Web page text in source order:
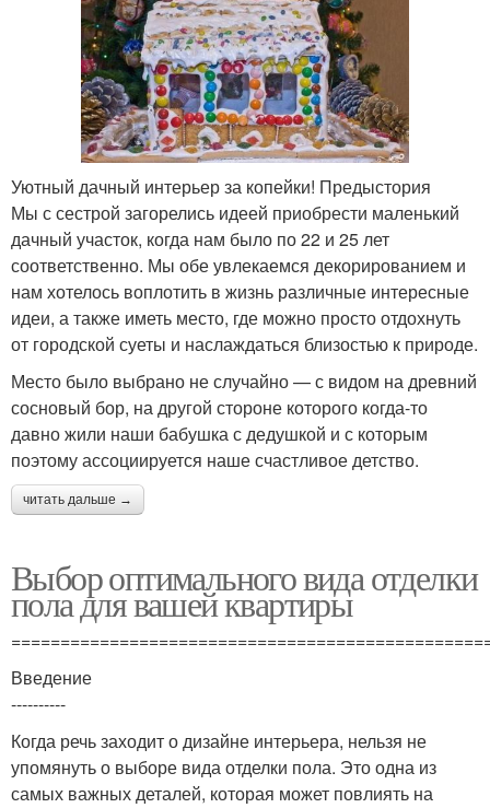
Уютный дачный интерьер за копейки! Предыстория
Мы с сестрой загорелись идеей приобрести маленький
дачный участок, когда нам было по 22 и 25 лет
соответственно. Мы обе увлекаемся декорированием и
нам хотелось воплотить в жизнь различные интересные
идеи, а также иметь место, где можно просто отдохнуть
от городской суеты и наслаждаться близостью к природе.
Место было выбрано не случайно — с видом на древний
сосновый бор, на другой стороне которого когда-то
давно жили наши бабушка с дедушкой и с которым
поэтому ассоциируется наше счастливое детство.
читать дальше →
Выбор оптимального вида отделки
пола для вашей квартиры
Введение
----------
Когда речь заходит о дизайне интерьера, нельзя не
упомянуть о выборе вида отделки пола. Это одна из
самых важных деталей, которая может повлиять на